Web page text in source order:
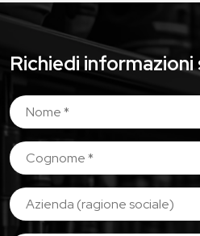
Richiedi